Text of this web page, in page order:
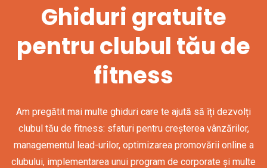
Ghiduri gratuite
pentru clubul tău de
fitness
Am pregătit mai multe ghiduri care te ajută să îți dezvolți
clubul tău de fitness: sfaturi pentru creșterea vânzărilor,
managementul lead-urilor, optimizarea promovării online a
clubului, implementarea unui program de corporate și multe